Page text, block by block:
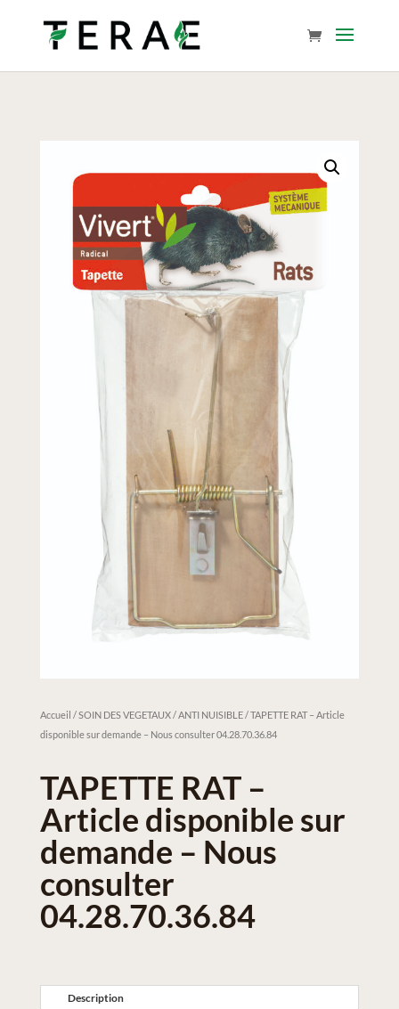
Accueil /SOIN DES VEGETAUX / ANTI NUISIBLE/ TAPETTE RAT – Article
disponible sur demande – Nous consulter 04.28.70.36.84
TAPETTE RAT –
Article disponible sur
demande – Nous
consulter
04.28.70.36.84
Description